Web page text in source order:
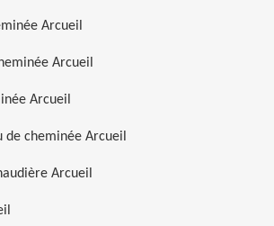
Arcueil
Arcueil
Arcueil
de cheminée Arcueil
Arcueil